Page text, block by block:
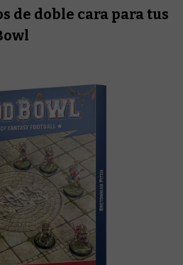
de doble cara para tus